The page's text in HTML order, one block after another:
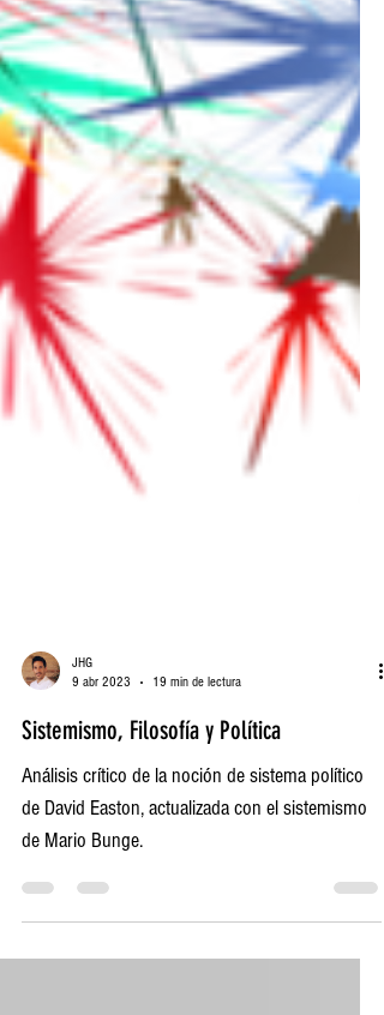
JHG
9 abr 2023
19 min de lectura
Sistemismo, Filosofía y Política
Análisis crítico de la noción de sistema político
de Mario Bunge.